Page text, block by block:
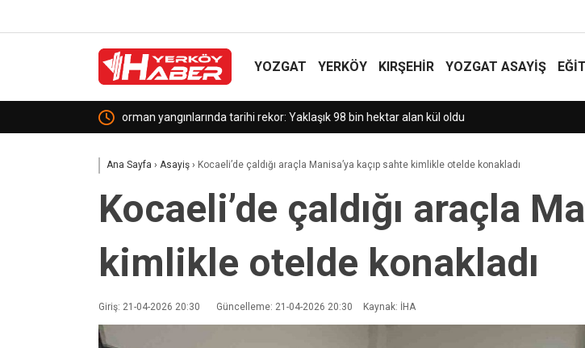
YOZGAT YERKÖY KIRŞEHİR YOZGAT ASAYIŞ
Yozgat MHP’de Adem Kızılay Güven Tazeledi!
Ana Sayfa › Asayiş › Kocaeli’de çaldığı araçla Manisa’ya kaçıp sahte kimlikle otelde konakladı
Kocaeli’de çaldığı araçla
kimlikle otelde konakladı
Giriş: 21-04-2026 20:30 Güncelleme: 21-04-2026 20:30 Kaynak: İHA